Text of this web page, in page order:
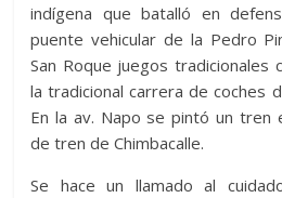
indígena que batalló en
puente vehicular de la Pedro
San Roque juegos tradicionales
la tradicional carrera de coches
En la av. Napo se pintó un tren
de tren de Chimbacalle.
Se hace un llamado al